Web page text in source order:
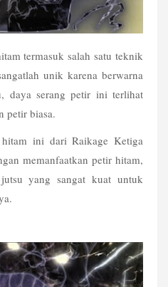
termasuk salah satu teknik
unik karena berwarna
daya serang petir ini terlihat
petir biasa.
ini dari Raikage Ketiga
memanfaatkan petir hitam,
yang sangat kuat untuk